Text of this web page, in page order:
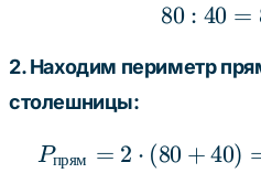
80 : 40 =
2. Находим периметр
столешницы:
Pпрям = 2 ⋅ (80 + 40)